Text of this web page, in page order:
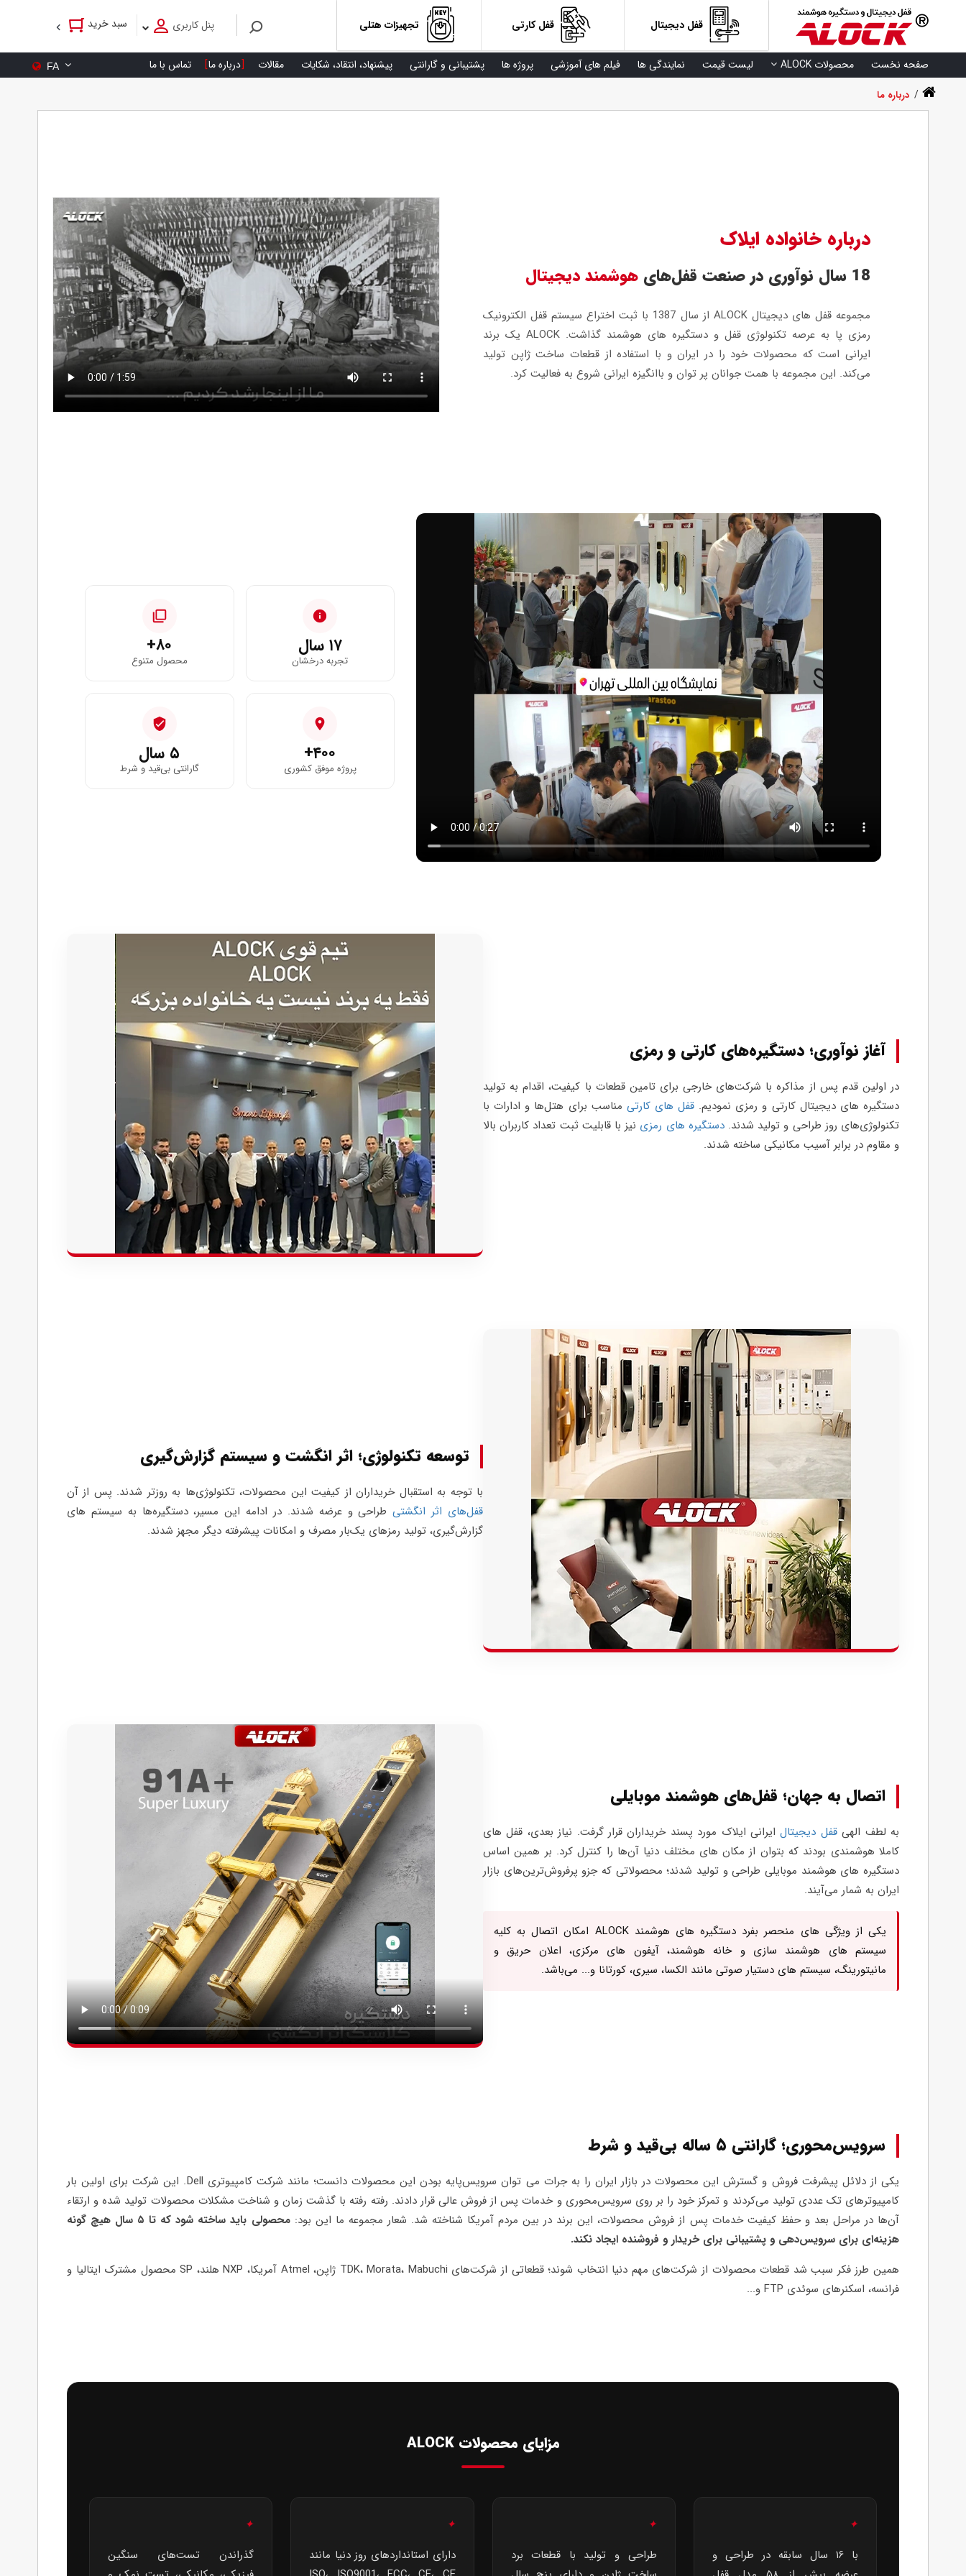
قفل دیجیتال قفل کارتی تجهیزات هتلی سبد خرید پنل کاربری
صفحه نخست محصولات ALOCK لیست قیمت نمایندگی ها فیلم های آموزشی پروژه ها پشتیبانی و گارانتی پیشنهاد، انتقاد، شکایات مقالات درباره ما تماس با ما FA
/ درباره ما
درباره خانواده ایلاک
18 سال نوآوری در صنعت قفل‌های هوشمند دیجیتال
مجموعه قفل های دیجیتال ALOCK از سال 1387 با ثبت اختراع سیستم قفل الکترونیک
رمزی پا به عرصه تکنولوژی قفل و دستگیره های هوشمند گذاشت. ALOCK یک برند
ایرانی است که محصولات خود را در ایران و با استفاده از قطعات ساخت ژاپن تولید
می‌کند. این مجموعه با همت جوانان پر توان و باانگیزه ایرانی شروع به فعالیت کرد.
۱۷ سال
تجربه درخشان
۸۰+
محصول متنوع
۴۰۰+
پروژه موفق کشوری
۵ سال
گارانتی بی‌قید و شرط
آغاز نوآوری؛ دستگیره‌های کارتی و رمزی
در اولین قدم پس از مذاکره با شرکت‌های خارجی برای تامین قطعات با کیفیت، اقدام به تولید
دستگیره های دیجیتال کارتی و رمزی نمودیم. قفل های کارتی مناسب برای هتل‌ها و ادارات با
تکنولوژی‌های روز طراحی و تولید شدند.دستگیره های رمزی نیز با قابلیت ثبت تعداد کاربران بالا
و مقاوم در برابر آسیب مکانیکی ساخته شدند.
توسعه تکنولوژی؛ اثر انگشت و سیستم گزارش‌گیری
با توجه به استقبال خریداران از کیفیت این محصولات، تکنولوژی‌ها به روزتر شدند. پس از آن
قفل‌های اثر انگشتیطراحی و عرضه شدند. در ادامه این مسیر، دستگیره‌ها به سیستم های
گزارش‌گیری، تولید رمزهای یک‌بار مصرف و امکانات پیشرفته دیگر مجهز شدند.
اتصال به جهان؛ قفل‌های هوشمند موبایلی
به لطف الهیقفل دیجیتالایرانی ایلاک مورد پسند خریداران قرار گرفت. نیاز بعدی، قفل های
کاملا هوشمندی بودند که بتوان از مکان های مختلف دنیا آن‌ها را کنترل کرد. بر همین اساس
دستگیره های هوشمند موبایلی طراحی و تولید شدند؛ محصولاتی که جزو پرفروش‌ترین‌های بازار
ایران به شمار می‌آیند.
یکی از ویژگی های منحصر بفرد دستگیره های هوشمند ALOCK امکان اتصال به کلیه
سیستم های هوشمند سازی و خانه هوشمند، آیفون های مرکزی، اعلان حریق و
مانیتورینگ، سیستم های دستیار صوتی مانند الکسا، سیری، کورتانا و... می‌باشد.
سرویس‌محوری؛ گارانتی ۵ ساله بی‌قید و شرط
یکی از دلائل پیشرفت فروش و گسترش این محصولات در بازار ایران را به جرات می توان سرویس‌پایه بودن این محصولات دانست؛ مانند شرکت کامپیوتری Dell. این شرکت برای اولین بار
کامپیوترهای تک عددی تولید می‌کردند و تمرکز خود را بر روی سرویس‌محوری و خدمات پس از فروش عالی قرار دادند. رفته رفته با گذشت زمان و شناخت مشکلات محصولات تولید شده و ارتقاء
آن‌ها در مراحل بعد و حفظ کیفیت خدمات پس از فروش محصولات، این برند در بین مردم آمریکا شناخته شد. شعار مجموعه ما این بود:
محصولی باید ساخته شود که تا ۵ سال هیچ گونه
هزینه‌ای برای سرویس‌دهی و پشتیبانی برای خریدار و فروشنده ایجاد نکند.
همین طرز فکر سبب شد قطعات محصولات از شرکت‌های مهم دنیا انتخاب شوند؛ قطعاتی از شرکت‌های TDK، Morata، Mabuchi ژاپن، Atmel آمریکا، NXP هلند، SP محصول مشترک ایتالیا و
فرانسه، اسکنرهای سوئدی FTP و...
مزایای محصولات ALOCK
✦
با ۱۶ سال سابقه در طراحی و
✦
طراحی و تولید با قطعات برد
✦
دارای استانداردهای روز دنیا مانند
✦
گذراندن تست‌های سنگین